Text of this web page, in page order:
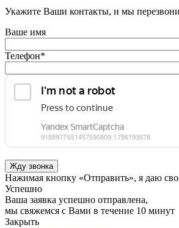
Укажите Ваши контакты, и мы
Ваше имя
Телефон*
Нажимая кнопку «Отправить», я даю
Успешно
Ваша заявка успешно отправлена,
мы свяжемся с Вами в течение 10 минут
Закрыть